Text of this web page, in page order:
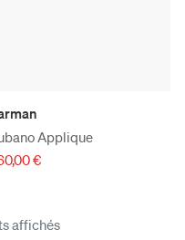
Applique
€
affichés